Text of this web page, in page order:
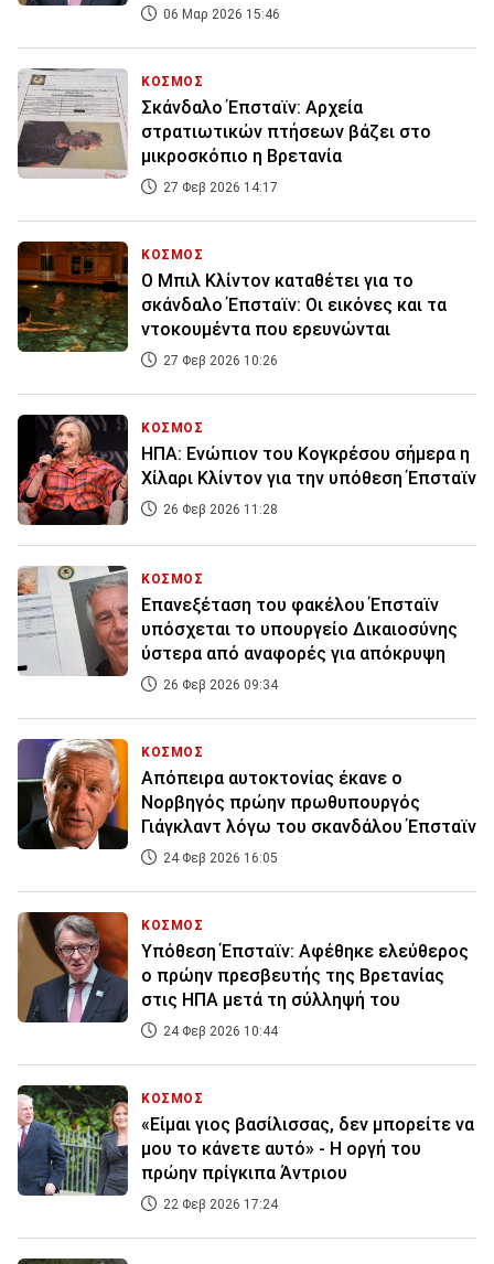
06 Μαρ 2026 15:46
ΚΟΣΜΟΣ
Σκάνδαλο Έπσταϊν: Αρχεία
στρατιωτικών πτήσεων βάζει στο
μικροσκόπιο η Βρετανία
27 Φεβ 2026 14:17
ΚΟΣΜΟΣ
Ο Μπιλ Κλίντον καταθέτει για το
σκάνδαλο Έπσταϊν: Οι εικόνες και τα
ντοκουμέντα που ερευνώνται
27 Φεβ 2026 10:26
ΚΟΣΜΟΣ
ΗΠΑ: Ενώπιον του Κογκρέσου σήμερα η
Χίλαρι Κλίντον για την υπόθεση Έπσταϊν
26 Φεβ 2026 11:28
ΚΟΣΜΟΣ
Επανεξέταση του φακέλου Έπσταϊν
υπόσχεται το υπουργείο Δικαιοσύνης
ύστερα από αναφορές για απόκρυψη
26 Φεβ 2026 09:34
ΚΟΣΜΟΣ
Απόπειρα αυτοκτονίας έκανε ο
Νορβηγός πρώην πρωθυπουργός
Γιάγκλαντ λόγω του σκανδάλου Έπσταϊν
24 Φεβ 2026 16:05
ΚΟΣΜΟΣ
Υπόθεση Έπσταϊν: Αφέθηκε ελεύθερος
ο πρώην πρεσβευτής της Βρετανίας
στις ΗΠΑ μετά τη σύλληψή του
24 Φεβ 2026 10:44
ΚΟΣΜΟΣ
«Είμαι γιος βασίλισσας, δεν μπορείτε να
μου το κάνετε αυτό» - Η οργή του
πρώην πρίγκιπα Άντριου
22 Φεβ 2026 17:24